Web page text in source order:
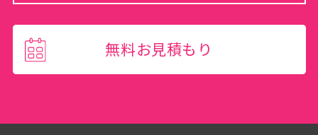
無料お見積もり